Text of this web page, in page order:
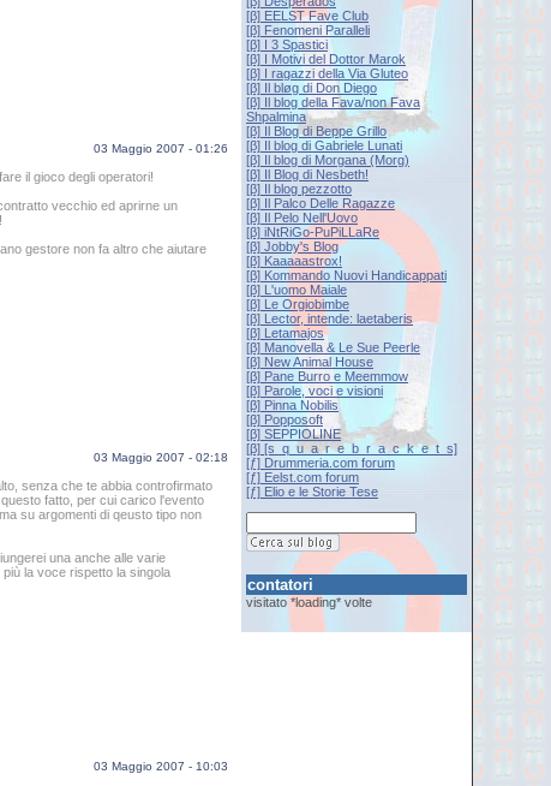
[β] EELST Fave Club
[β] Fenomeni Paralleli
[β] I 3 Spastici
[β] I Motivi del Dottor Marok
[β] I ragazzi della Via Gluteo
[β] Il bløg di Don Diego
[β] Il blog della Fava/non Fava
Shpalmina
[β] Il Blog di Beppe Grillo
[β] Il blog di Gabriele Lunati
[β] Il blog di Morgana (Morg)
[β] Il Blog di Nesbeth!
[β] Il blog pezzotto
[β] Il Palco Delle Ragazze
[β] Il Pelo Nell'Uovo
[β] iNtRiGo-PuPiLLaRe
[β] Jobby's Blog
[β] Kaaaaastrox!
[β] Kommando Nuovi Handicappati
[β] L'uomo Maiale
[β] Le Orgiobimbe
[β] Lector, intende: laetaberis
[β] Letamajos
[β] Manovella & Le Sue Peerle
[β] New Animal House
[β] Pane Burro e Meemmow
[β] Parole, voci e visioni
[β] Pinna Nobilis
[β] Popposoft
[β] SEPPIOLINE
[β] [s_q_u_a_r_e_b_r_a_c_k_e_t_s]
[ƒ] Drummeria.com forum
[ƒ] Eelst.com forum
[ƒ] Elio e le Storie Tese
contatori
visitato *loading* volte
03 Maggio 2007 - 01:26
il gioco degli operatori!
vecchio ed aprirne un
gestore non fa altro che aiutare
03 Maggio 2007 - 02:18
senza che te abbia controfirmato
fatto, per cui carico l'evento
su argomenti di qeusto tipo non
una anche alle varie
la voce rispetto la singola
03 Maggio 2007 - 10:03